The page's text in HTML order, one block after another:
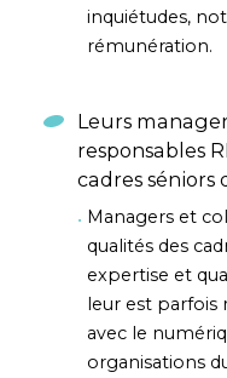
inquiétudes,
rémunération.
Leurs
responsables
cadres séniors
Managers et
qualités des
expertise et
leur est parfois
avec le
organisations